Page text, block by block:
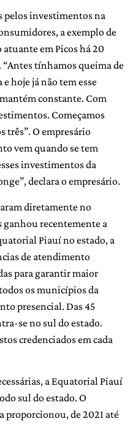
pelos investimentos na
a exemplo de
em Picos há 20
tínhamos queima de
hoje já não tem esse
constante. Com
Começamos
três”. O empresário
vem quando se tem
investimentos da
declara o empresário.
diretamente no
recentemente a
Piauí no estado, a
de atendimento
para garantir maior
os municípios da
presencial. Das 45
se no sul do estado.
credenciados em cada
a Equatorial Piauí
sul do estado. O
de 2021 até